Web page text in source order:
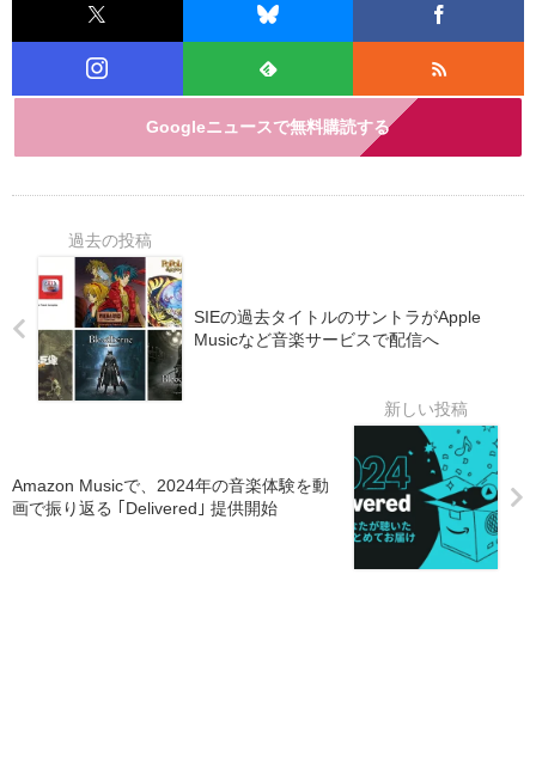
Googleニュースで無料購読する
SIEの過去タイトルのサントラがApple
Musicなど音楽サービスで配信へ
Amazon Musicで、2024年の音楽体験を動
画で振り返る ｢Delivered｣ 提供開始